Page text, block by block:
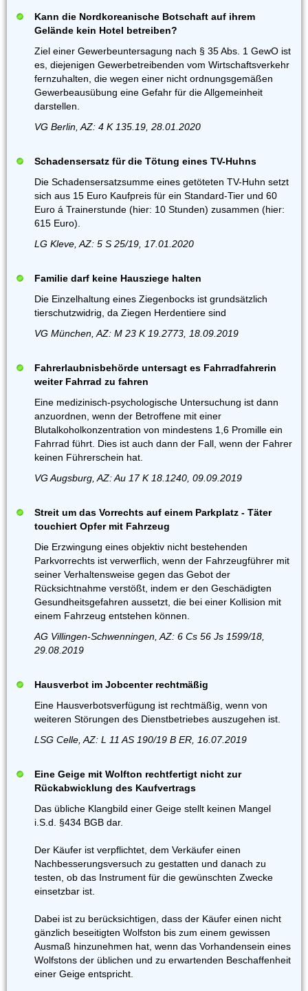
Kann die Nordkoreanische Botschaft auf ihrem
Gelände kein Hotel betreiben?
Ziel einer Gewerbeuntersagung nach § 35 Abs. 1 GewO ist
es, diejenigen Gewerbetreibenden vom Wirtschaftsverkehr
fernzuhalten, die wegen einer nicht ordnungsgemäßen
Gewerbeausübung eine Gefahr für die Allgemeinheit
darstellen.
VG Berlin, AZ: 4 K 135.19, 28.01.2020
Schadensersatz für die Tötung eines TV-Huhns
Die Schadensersatzsumme eines getöteten TV-Huhn setzt
sich aus 15 Euro Kaufpreis für ein Standard-Tier und 60
Euro á Trainerstunde (hier: 10 Stunden) zusammen (hier:
615 Euro).
LG Kleve, AZ: 5 S 25/19, 17.01.2020
Familie darf keine Hausziege halten
Die Einzelhaltung eines Ziegenbocks ist grundsätzlich
tierschutzwidrig, da Ziegen Herdentiere sind
VG München, AZ: M 23 K 19.2773, 18.09.2019
Fahrerlaubnisbehörde untersagt es Fahrradfahrerin
weiter Fahrrad zu fahren
Eine medizinisch-psychologische Untersuchung ist dann
anzuordnen, wenn der Betroffene mit einer
Blutalkoholkonzentration von mindestens 1,6 Promille ein
Fahrrad führt. Dies ist auch dann der Fall, wenn der Fahrer
keinen Führerschein hat.
VG Augsburg, AZ: Au 17 K 18.1240, 09.09.2019
Streit um das Vorrechts auf einem Parkplatz - Täter
touchiert Opfer mit Fahrzeug
Die Erzwingung eines objektiv nicht bestehenden
Parkvorrechts ist verwerflich, wenn der Fahrzeugführer mit
seiner Verhaltensweise gegen das Gebot der
Rücksichtnahme verstößt, indem er den Geschädigten
Gesundheitsgefahren aussetzt, die bei einer Kollision mit
einem Fahrzeug entstehen können.
AG Villingen-Schwenningen, AZ: 6 Cs 56 Js 1599/18,
29.08.2019
Hausverbot im Jobcenter rechtmäßig
Eine Hausverbotsverfügung ist rechtmäßig, wenn von
weiteren Störungen des Dienstbetriebes auszugehen ist.
LSG Celle, AZ: L 11 AS 190/19 B ER, 16.07.2019
Eine Geige mit Wolfton rechtfertigt nicht zur
Rückabwicklung des Kaufvertrags
Das übliche Klangbild einer Geige stellt keinen Mangel
i.S.d. §434 BGB dar.
Der Käufer ist verpflichtet, dem Verkäufer einen
Nachbesserungsversuch zu gestatten und danach zu
testen, ob das Instrument für die gewünschten Zwecke
einsetzbar ist.
Dabei ist zu berücksichtigen, dass der Käufer einen nicht
gänzlich beseitigten Wolfston bis zum einem gewissen
Ausmaß hinzunehmen hat, wenn das Vorhandensein eines
Wolfstons der üblichen und zu erwartenden Beschaffenheit
einer Geige entspricht.